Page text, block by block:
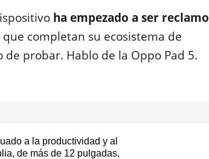
ha empezado a ser reclamo
que completan su ecosistema de
probar. Hablo de la Oppo Pad 5.
a la productividad y al
de más de 12 pulgadas,